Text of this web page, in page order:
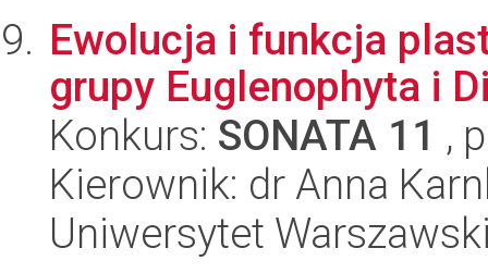
Ewolucja i funkcja
grupy Euglenophyta i
Konkurs: SONATA 11 ,
Kierownik: dr Anna
Uniwersytet